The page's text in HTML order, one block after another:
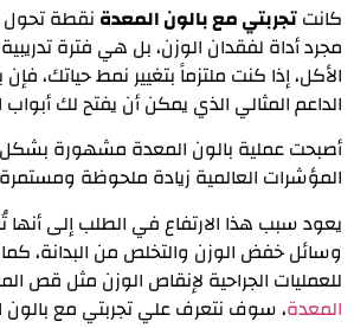
كانتتجربتي مع بالون المعدة نقطة تحول
مجرد أداة لفقدان الوزن، بل هي فترة
الأكل، إذا كنت ملتزماً بتغيير نمط حياتك،
الداعم المثالي الذي يمكن أن يفتح لك
أصبحت عملية بالون المعدة مشهورة
المؤشرات العالمية زيادة ملحوظة
يعود سبب هذا الارتفاع في الطلب إلى
وسائل خفض الوزن والتخلص من البدانة، كما
للعمليات الجراحية لإنقاص الوزن مثل قص
المعدة، سوف نتعرف علي تجربتي مع بالون